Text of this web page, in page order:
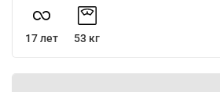
17 лет 53 кг